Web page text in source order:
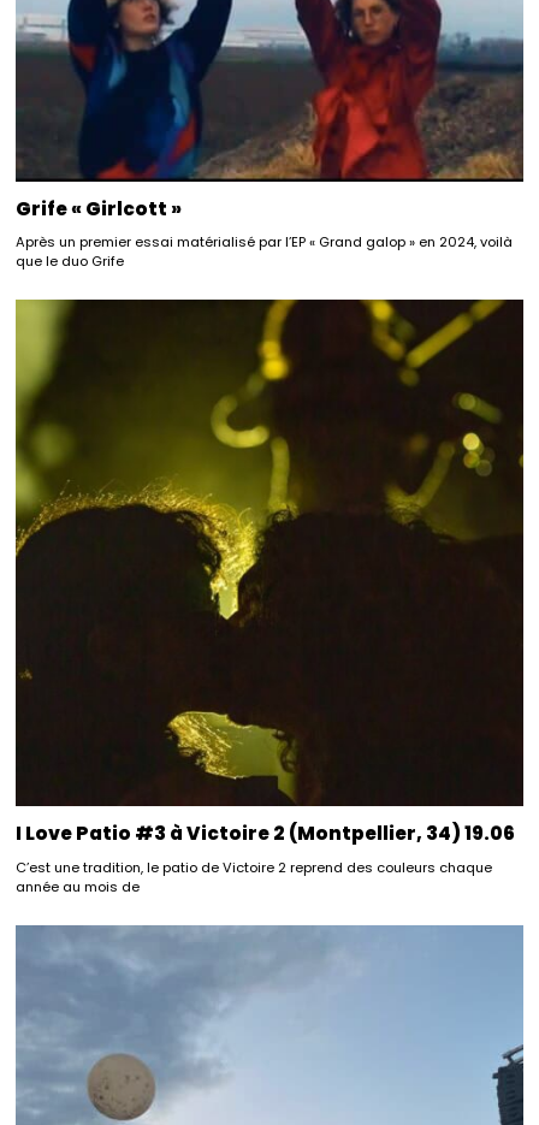
Grife « Girlcott »
Après un premier essai matérialisé par l’EP « Grand galop » en 2024, voilà
que le duo Grife
I Love Patio #3 à Victoire 2 (Montpellier, 34) 19.06
C’est une tradition, le patio de Victoire 2 reprend des couleurs chaque
année au mois de